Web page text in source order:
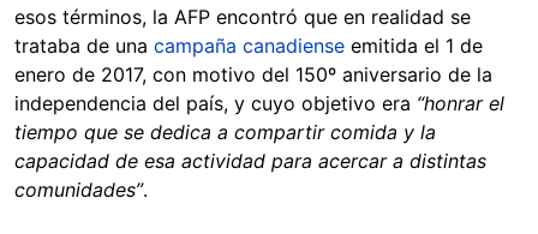
esos términos, la AFP encontró que en realidad se
trataba de una campaña canadiense emitida el 1 de
enero de 2017, con motivo del 150º aniversario de la
independencia del país, y cuyo objetivo era “honrar el
tiempo que se dedica a compartir comida y la
capacidad de esa actividad para acercar a distintas
comunidades”.